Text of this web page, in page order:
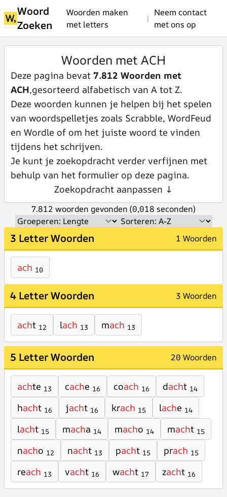
Woord
Zoeken
Woorden maken
met letters
|
Neem contact
met ons op
Woorden met ACH
Deze pagina bevat 7.812 Woorden met
ACH,gesorteerd alfabetisch van A tot Z.
Deze woorden kunnen je helpen bij het spelen
van woordspelletjes zoals Scrabble, WordFeud
en Wordle of om het juiste woord te vinden
tijdens het schrijven.
Je kunt je zoekopdracht verder verfijnen met
behulp van het formulier op deze pagina.
Zoekopdracht aanpassen ↓
7.812 woorden gevonden (0,018 seconden)
3 Letter Woorden 1 Woorden
ach 10
4 Letter Woorden 3 Woorden
acht 12 lach 13 mach 13
5 Letter Woorden 20 Woorden
achte 13 cache 16 coach 16 dacht 14
hacht 16 jacht 16 krach 15 lache 14
lacht 15 macha 14 macho 14 macht 15
nacho 12 nacht 13 pacht 15 prach 15
reach 13 vacht 16 wacht 17 zacht 16